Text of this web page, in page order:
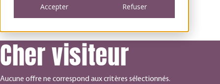
Accepter Refuser
Cher visiteur
Aucune offre ne correspond aux critères sélectionnés.